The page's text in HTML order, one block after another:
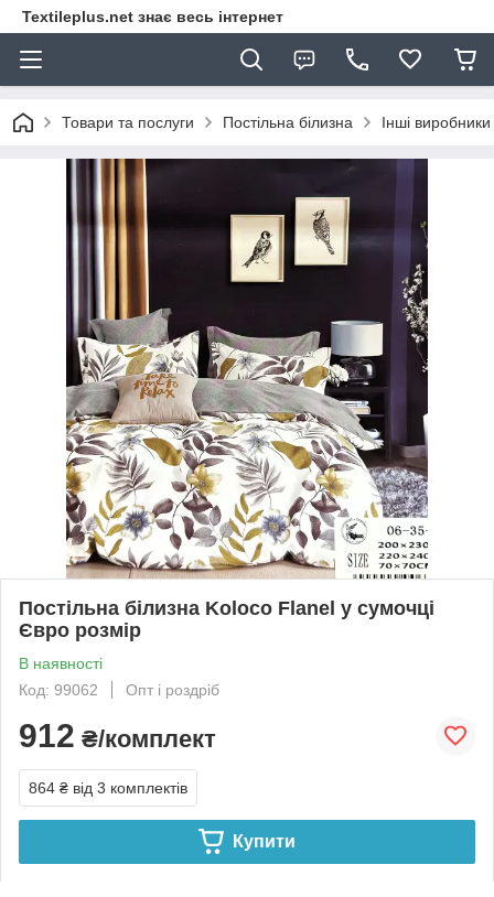
Textileplus.net знає весь інтернет
Товари та послуги Постільна білизна Інші виробники
Постільна білизна Koloco Flanel у сумочці
Євро розмір
В наявності
Код: 99062
Опт і роздріб
912 ₴/комплект
864 ₴ від 3 комплектів
Купити